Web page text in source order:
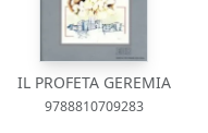
IL PROFETA GEREMIA
9788810709283